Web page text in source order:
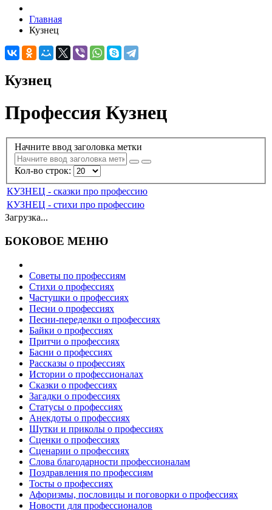
Главная
Кузнец
Кузнец
Профессия Кузнец
Начните ввод заголовка метки
Кол-во строк:
КУЗНЕЦ - сказки про профессию
КУЗНЕЦ - стихи про профессию
Загрузка...
БОКОВОЕ МЕНЮ
Советы по профессиям
Стихи о профессиях
Частушки о профессиях
Песни о профессиях
Песни-переделки о профессиях
Байки о профессиях
Притчи о профессиях
Басни о профессиях
Рассказы о профессиях
Истории о профессионалах
Сказки о профессиях
Загадки о профессиях
Статусы о профессиях
Анекдоты о профессиях
Шутки и приколы о профессиях
Сценки о профессиях
Сценарии о профессиях
Слова благодарности профессионалам
Поздравления по профессиям
Тосты о профессиях
Афоризмы, пословицы и поговорки о профессиях
Новости для профессионалов